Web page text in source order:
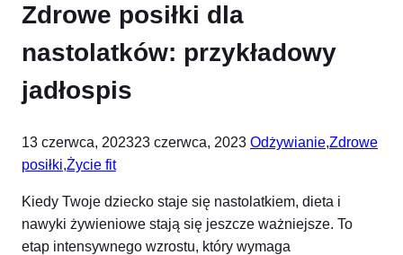
Zdrowe posiłki dla
nastolatków: przykładowy
jadłospis
13 czerwca, 202323 czerwca, 2023 Odżywianie,Zdrowe
posiłki,Życie fit
Kiedy Twoje dziecko staje się nastolatkiem, dieta i
nawyki żywieniowe stają się jeszcze ważniejsze. To
etap intensywnego wzrostu, który wymaga